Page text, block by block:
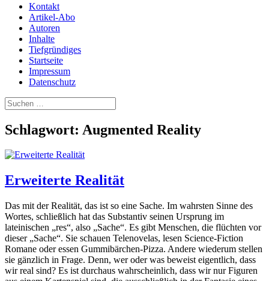
Kontakt
Artikel-Abo
Autoren
Inhalte
Tiefgründiges
Startseite
Impressum
Datenschutz
Suchen
nach:
Schlagwort: Augmented Reality
Erweiterte Realität
Das mit der Realität, das ist so eine Sache. Im wahrsten Sinne des
Wortes, schließlich hat das Substantiv seinen Ursprung im
lateinischen „res“, also „Sache“. Es gibt Menschen, die flüchten vor
dieser „Sache“. Sie schauen Telenovelas, lesen Science-Fiction
Romane oder essen Gummibärchen-Pizza. Andere wiederum stellen
sie gänzlich in Frage. Denn, wer oder was beweist eigentlich, dass
wir real sind? Es ist durchaus wahrscheinlich, dass wir nur Figuren